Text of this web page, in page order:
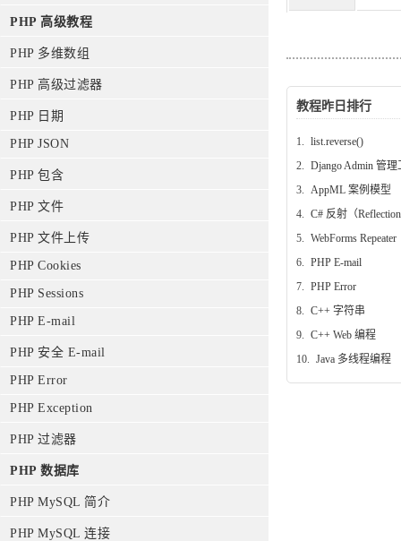
PHP 高级教程
PHP 多维数组
PHP 高级过滤器
PHP 日期
PHP JSON
PHP 包含
PHP 文件
PHP 文件上传
PHP Cookies
PHP Sessions
PHP E-mail
PHP 安全 E-mail
PHP Error
PHP Exception
PHP 过滤器
PHP 数据库
PHP MySQL 简介
PHP MySQL 连接
教程昨日排行
1.
list.reverse()
2.
Django Admin 管理
3.
AppML 案例模型
4.
C# 反射（
5.
WebForms Repeater
6.
PHP E-mail
7.
PHP Error
8.
C++ 字符串
9.
C++ Web 编程
10.
Java 多线程编程